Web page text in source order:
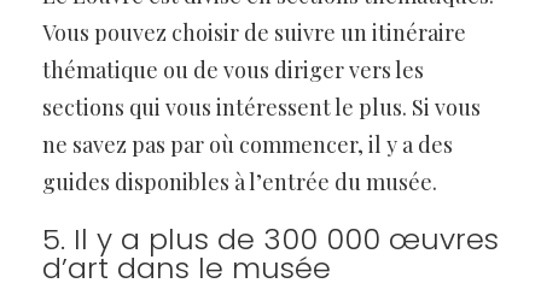
Vous pouvez choisir de suivre un itinéraire
thématique ou de vous diriger vers les
sections qui vous intéressent le plus. Si vous
ne savez pas par où commencer, il y a des
guides disponibles à l’entrée du musée.
5. Il y a plus de 300 000 œuvres
d’art dans le musée